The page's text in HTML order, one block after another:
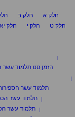
חלק א
חלק ב
חלק ט
חלק י חלק יא
הזמן סט תלמוד עשר
תלמוד עשר
תלמוד עשר
תלמוד עשר